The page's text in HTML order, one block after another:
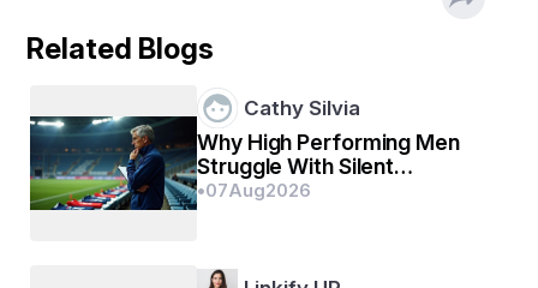
ଆଉଥରେ ମୋତେ ଚାହିଁ
ଗମ୍ଭୀର ସ୍ୱରରେ ଉତ୍ତର ଦେଲା
ବେକାର କବିର ମୁଁ କବିତା ହେବିନି
ତୁମ ପ୍ରେମରେ ଆଉ ପଡ଼ିବିନି
Related Blogs
Cathy Silvia
Why High Performing Men
Struggle With Silent
Emotional Exhaustion
•07Aug2026